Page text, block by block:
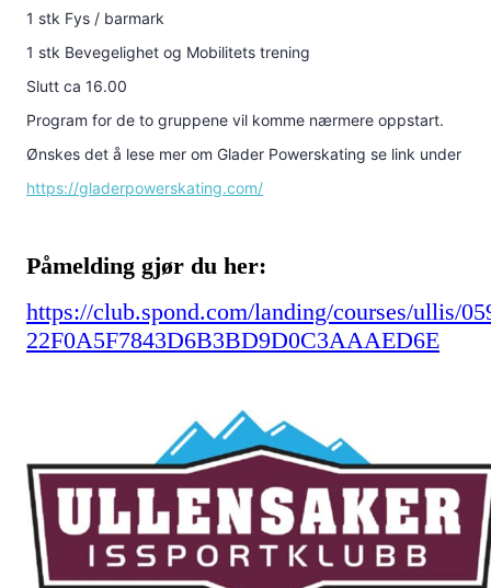
1 stk Fys / barmark
1 stk Bevegelighet og Mobilitets trening
Slutt ca 16.00
Program for de to gruppene vil komme nærmere oppstart.
Ønskes det å lese mer om Glader Powerskating se link under
https://gladerpowerskating.com/
Påmelding gjør du her:
https://club.spond.com/landing/courses/ullis/
22F0A5F7843D6B3BD9D0C3AAAED6E